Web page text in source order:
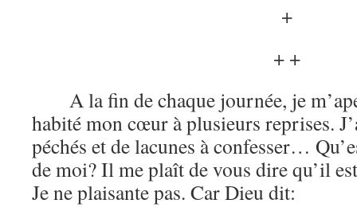
+
+ +
A la fin de chaque journée, je
habité mon cœur à plusieurs reprises.
péchés et de lacunes à confesser…
de moi? Il me plaît de vous dire qu’il
Je ne plaisante pas. Car Dieu dit: